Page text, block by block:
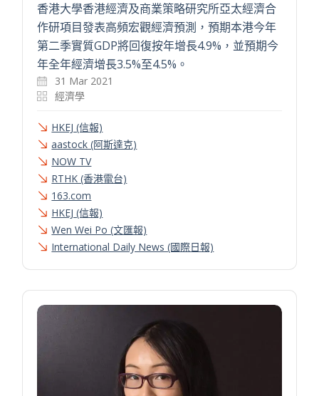
香港大學香港經濟及商業策略研究所亞太經濟合
作研項目發表高頻宏觀經濟預測，預期本港今年
第二季實質GDP將回復按年增長4.9%，並預期今
年全年經濟增長3.5%至4.5%。
31 Mar 2021
經濟學
HKEJ (信報)
aastock (阿斯達克)
NOW TV
RTHK (香港電台)
163.com
HKEJ (信報)
Wen Wei Po (文匯報)
International Daily News (國際日報)